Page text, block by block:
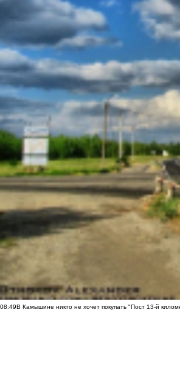
08:49В Камышине никто не хочет покупать "Пост 13-й